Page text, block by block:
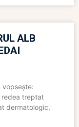
ALB
vopsește:
redea treptat
dermatologic,